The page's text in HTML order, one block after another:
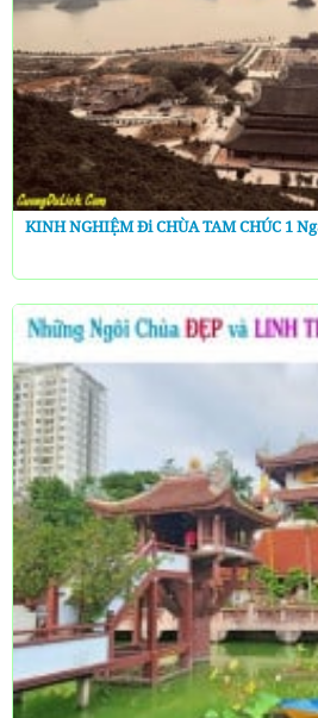
KINH NGHIỆM Đi CHÙA TAM CHÚC 1